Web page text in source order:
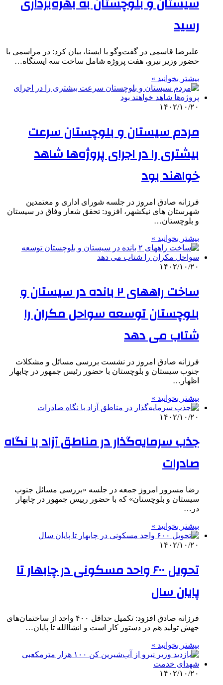
رسید
علیرضا قاسمی در گفت‌وگو با ایسنا، بیان کرد: در مراسمی با
حضور وزیر نیرو، هفت پروژه شامل ساخت سه ایستگاه‌…
بیشتر بخوانید »
۱۴۰۲/۱۰/۲۰
مردم سیستان و بلوچستان سرعت
بیشتری را در اجرای پروژه‌ها شاهد
خواهند بود
فرزانه صادق امروز در جلسه شورای اداری و معتمدین
شهرستان های نیکشهر، افزود: تحقق شعار وفاق در سیستان
و بلوچستان…
بیشتر بخوانید »
۱۴۰۲/۱۰/۲۰
ساخت راههای ۲ بانده در سیستان و
بلوچستان توسعه سواحل مکران را
شتاب می دهد
فرزانه صادق امروز در نشست بررسی مسائل و مشکلات
جنوب سیستان و بلوچستان با حضور رئیس جمهور در چابهار
اظهار…
بیشتر بخوانید »
۱۴۰۲/۱۰/۲۰
جذب سرمایه‌گذار در مناطق آزاد با نگاه
صادرات
رضا مسرور امروز جمعه در جلسه «بررسی مسائل جنوب
سیستان و بلوچستان» که با حضور رییس جمهور در چابهار
در…
بیشتر بخوانید »
۱۴۰۲/۱۰/۲۰
تحویل ۶۰۰ واحد مسکونی در چابهار تا
پایان سال
فرزانه صادق افزود: تکمیل حداقل ۴۰۰ واحد از ساختمان‌های
جهش تولید هم در دستور کار است و انشاالله تا پایان…
بیشتر بخوانید »
۱۴۰۲/۱۰/۲۰